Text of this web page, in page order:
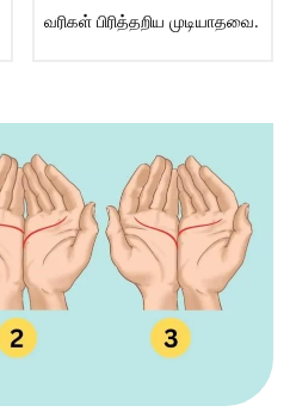
வரிகள் பிரித்தறிய முடியாதவை.